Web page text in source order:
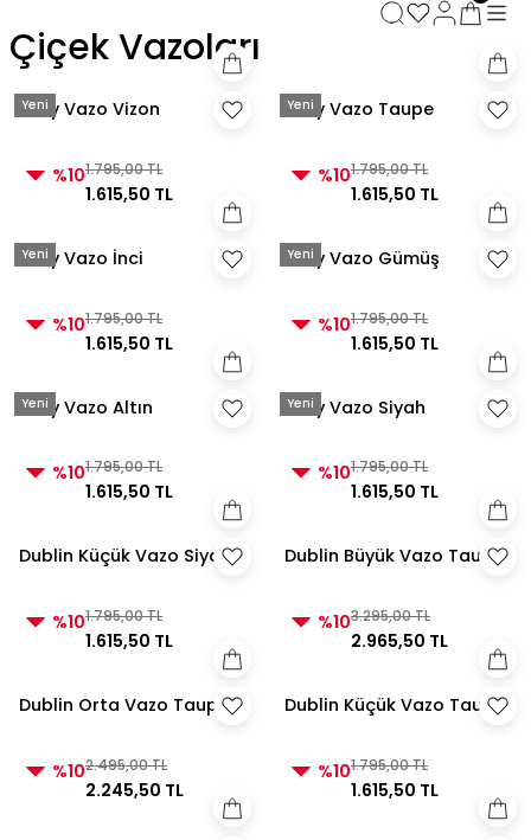
3000 TL ve Üzeri Alışverişlerde Kargo Bedava! 2
3000 TL ve Üzeri Alışverişlerde Kargo Bedava!
3000 TL ve Üzeri Alışverişlerde Kargo Bedava!
Çiçek Vazoları
Yeni
Clay Vazo Vizon
%101.795,00 TL
1.615,50 TL
Yeni
Clay Vazo Taupe
%101.795,00 TL
1.615,50 TL
Yeni
Clay Vazo İnci
%101.795,00 TL
1.615,50 TL
Yeni
Clay Vazo Gümüş
%101.795,00 TL
1.615,50 TL
Yeni
Clay Vazo Altın
%101.795,00 TL
1.615,50 TL
Yeni
Clay Vazo Siyah
%101.795,00 TL
1.615,50 TL
Dublin Küçük Vazo Siyah
%101.795,00 TL
1.615,50 TL
Dublin Büyük Vazo Taupe
%103.295,00 TL
2.965,50 TL
Dublin Orta Vazo Taupe
%102.495,00 TL
2.245,50 TL
Dublin Küçük Vazo Taupe
%101.795,00 TL
1.615,50 TL